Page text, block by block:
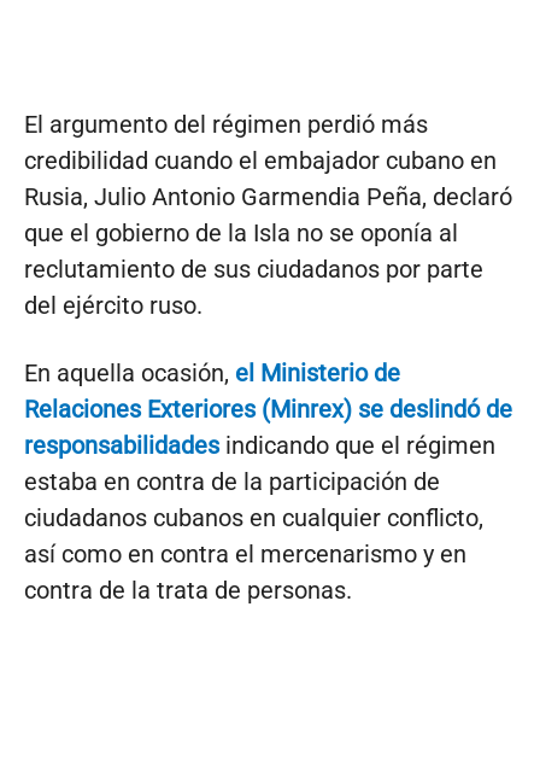
El argumento del régimen perdió más
credibilidad cuando el embajador cubano en
Rusia, Julio Antonio Garmendia Peña, declaró
que el gobierno de la Isla no se oponía al
reclutamiento de sus ciudadanos por parte
del ejército ruso.
En aquella ocasión, el Ministerio de
Relaciones Exteriores (Minrex) se deslindó de
responsabilidadesindicando que el régimen
estaba en contra de la participación de
ciudadanos cubanos en cualquier conflicto,
así como en contra el mercenarismo y en
contra de la trata de personas.